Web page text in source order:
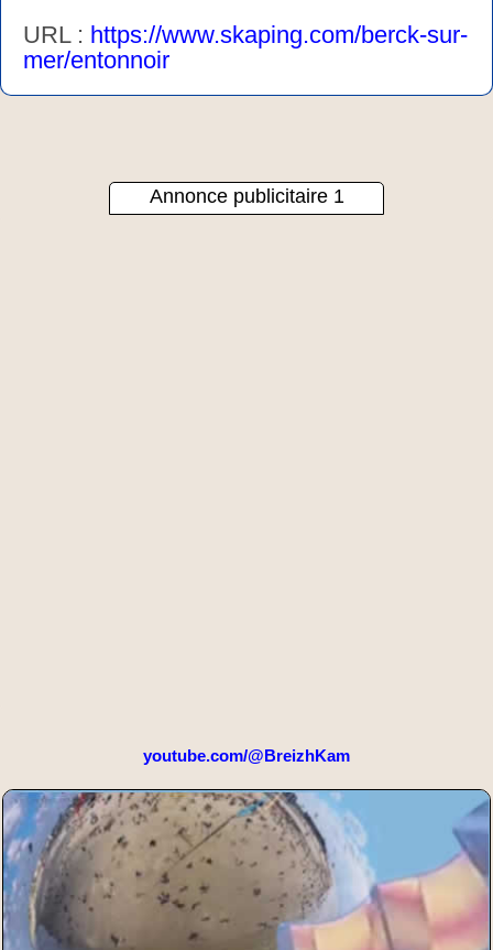
URL : https://www.skaping.com/berck-sur-
mer/entonnoir
Annonce publicitaire 1
youtube.com/@BreizhKam